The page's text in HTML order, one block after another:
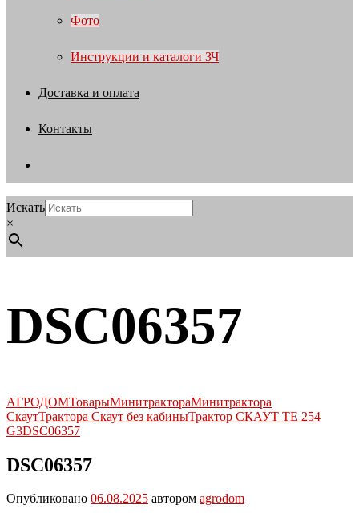
Фото
Инструкции и каталоги ЗЧ
Доставка и оплата
Контакты
Искать
×
DSC06357
АГРОДОМТоварыМинитрактораМинитрактора
СкаутТрактора Скаут без кабиныТрактор СКАУТ TE 254
G3DSC06357
DSC06357
Опубликовано 06.08.2025 автором agrodom